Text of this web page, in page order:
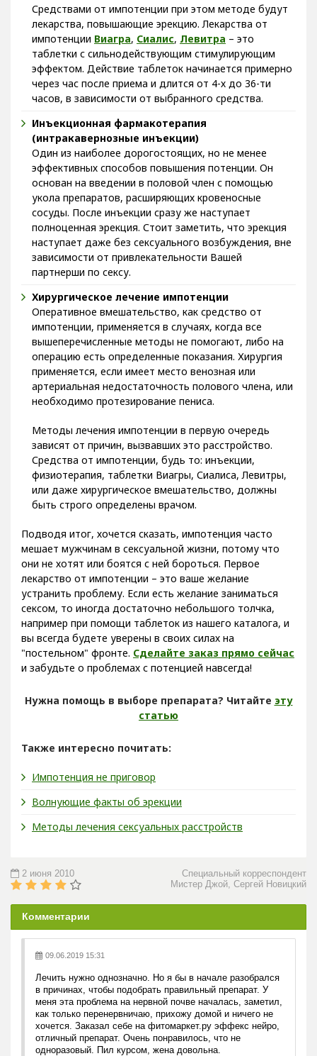
Средствами от импотенции при этом методе будут
лекарства, повышающие эрекцию. Лекарства от
импотенции Виагра, Сиалис, Левитра – это
таблетки с сильнодействующим стимулирующим
эффектом. Действие таблеток начинается примерно
через час после приема и длится от 4-х до 36-ти
часов, в зависимости от выбранного средства.
Инъекционная фармакотерапия
(интракавернозные инъекции)
Один из наиболее дорогостоящих, но не менее
эффективных способов повышения потенции. Он
основан на введении в половой член с помощью
укола препаратов, расширяющих кровеносные
сосуды. После инъекции сразу же наступает
полноценная эрекция. Стоит заметить, что эрекция
наступает даже без сексуального возбуждения, вне
зависимости от привлекательности Вашей
партнерши по сексу.
Хирургическое лечение импотенции
Оперативное вмешательство, как средство от
импотенции, применяется в случаях, когда все
вышеперечисленные методы не помогают, либо на
операцию есть определенные показания. Хирургия
применяется, если имеет место венозная или
артериальная недостаточность полового члена, или
необходимо протезирование пениса.
Методы лечения импотенции в первую очередь
зависят от причин, вызвавших это расстройство.
Средства от импотенции, будь то: инъекции,
физиотерапия, таблетки Виагры, Сиалиса, Левитры,
или даже хирургическое вмешательство, должны
быть строго определены врачом.
Подводя итог, хочется сказать, импотенция часто
мешает мужчинам в сексуальной жизни, потому что
они не хотят или боятся с ней бороться. Первое
лекарство от импотенции – это ваше желание
устранить проблему. Если есть желание заниматься
сексом, то иногда достаточно небольшого толчка,
например при помощи таблеток из нашего каталога, и
вы всегда будете уверены в своих силах на
"постельном" фронте. Сделайте заказ прямо сейчас
и забудьте о проблемах с потенцией навсегда!
Нужна помощь в выборе препарата? Читайте эту
статью
Также интересно почитать:
Импотенция не приговор
Волнующие факты об эрекции
Методы лечения сексуальных расстройств
Специальный корреспондент
Мистер Джой, Сергей Новицкий
2 июня 2010
Комментарии
09.06.2019 15:31
Лечить нужно однозначно. Но я бы в начале разобрался
в причинах, чтобы подобрать правильный препарат. У
меня эта проблема на нервной почве началась, заметил,
как только перенервничаю, прихожу домой и ничего не
хочется. Заказал себе на фитомаркет.ру эффекс нейро,
отличный препарат. Очень понравилось, что не
одноразовый. Пил курсом, жена довольна.